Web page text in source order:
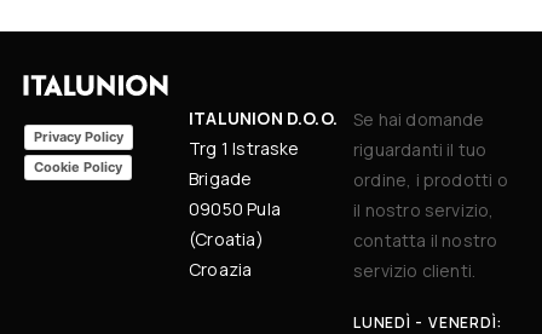
Privacy Policy
Cookie Policy
ITALUNION D.O.O.
Trg 1 Istraske
Brigade
09050 Pula
(Croatia)
Croazia
Se hai domande
riguardanti il tuo
ordine, i prodotti o
il nostro servizio,
contatta il nostro
servizio clienti.
LUNEDÌ - VENERDÌ: